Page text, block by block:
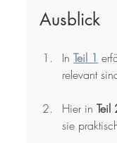
Ausblick
In Teil 1
relevant
Hier in Teil
sie